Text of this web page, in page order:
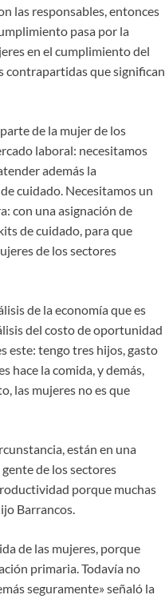
las responsables, entonces
pasa por la
en el cumplimiento del
contrapartidas que significan
de la mujer de los
laboral: necesitamos
además la
cuidado. Necesitamos un
con una asignación de
de cuidado, para que
de los sectores
de la economía que es
del costo de oportunidad
este: tengo tres hijos, gasto
hace la comida, y demás,
las mujeres no es que
están en una
de los sectores
porque muchas
Barrancos.
de las mujeres, porque
primaria. Todavía no
seguramente» señaló la